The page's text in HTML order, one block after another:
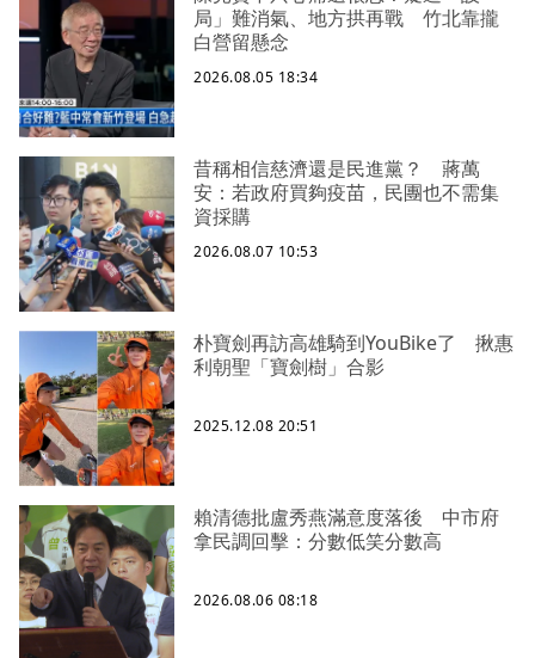
局」難消氣、地方拱再戰 竹北靠攏
白營留懸念
2026.08.05 18:34
昔稱相信慈濟還是民進黨？ 蔣萬
安：若政府買夠疫苗，民團也不需集
資採購
2026.08.07 10:53
朴寶劍再訪高雄騎到YouBike了 揪惠
利朝聖「寶劍樹」合影
2025.12.08 20:51
賴清德批盧秀燕滿意度落後 中市府
拿民調回擊：分數低笑分數高
2026.08.06 08:18